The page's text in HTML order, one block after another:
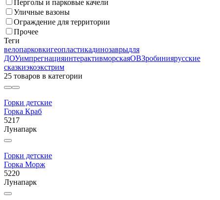
Перголы и парковые качели
Уличные вазоны
Ограждение для территории
Прочее
Теги
велопарковкигеопластикадинозаврыдля
ДОУимпрегнацияинтерактивморскаяОВЗробиниярусские
сказкиэкоэкстрим
25 товаров в категории
Горки детские
Горка Краб
5217
Лунапарк
Горки детские
Горка Морж
5220
Лунапарк